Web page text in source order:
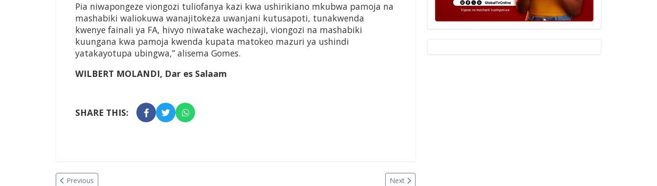
Pia niwapongeze viongozi tuliofanya kazi kwa ushirikiano mkubwa pamoja na
mashabiki waliokuwa wanajitokeza uwanjani kutusapoti, tunakwenda
kwenye fainali ya FA, hivyo niwatake wachezaji, viongozi na mashabiki
kuungana kwa pamoja kwenda kupata matokeo mazuri ya ushindi
yatakayotupa ubingwa,” alisema Gomes.
WILBERT MOLANDI, Dar es Salaam
SHARE THIS:
Previous Next